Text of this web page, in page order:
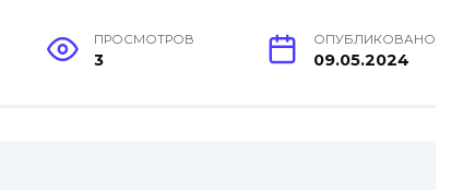
ПРОСМОТРОВ
3
ОПУБЛИКОВАНО
09.05.2024